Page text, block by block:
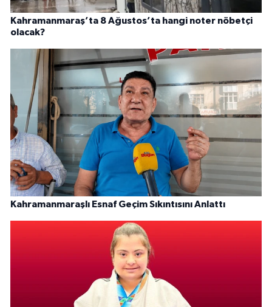
Kahramanmaraş’ta 8 Ağustos’ta hangi noter nöbetçi
olacak?
Kahramanmaraşlı Esnaf Geçim Sıkıntısını Anlattı